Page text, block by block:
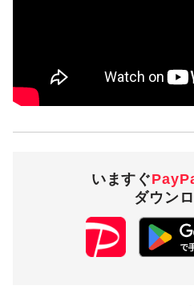
いますぐ
ダウン